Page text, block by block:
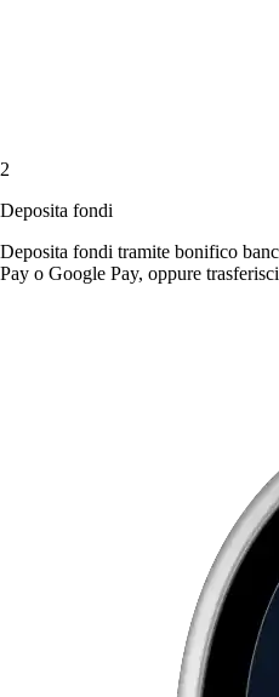
2
Deposita fondi
Deposita fondi tramite bonifico
Pay o Google Pay, oppure